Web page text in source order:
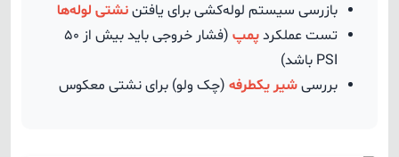
بازرسی سیستم لوله‌کشی برای یافتننشتی لوله‌ها
تست عملکردپمپ
(فشار خروجی باید بیش از ۵۰
PSI باشد)
بررسیشیر یکطرفه (چک ولو) برای نشتی معکوس